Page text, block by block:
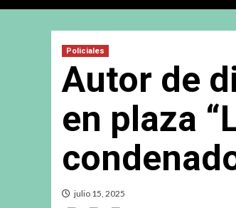
Policiales
Autor de
en plaza
julio 15, 2025